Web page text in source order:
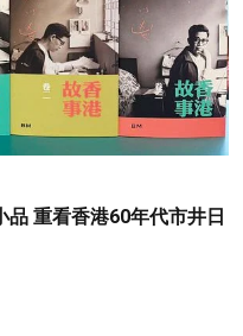
重看香港60年代市井日